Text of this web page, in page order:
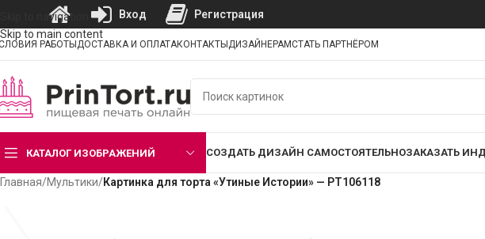
Skip to navigation
Skip to main content
РАБОТЫ ДОСТАВКА И ОПЛАТАКОНТАКТЫ ДИЗАЙНЕРАМСТАТЬ ПАРТНЁРОМ
КАТАЛОГ ИЗОБРАЖЕНИЙ СОЗДАТЬ ДИЗАЙН САМОСТОЯТЕЛЬНОЗАКАЗАТЬ
Главная/Мультики/Картинка для торта «Утиные Истории» — PT106118
Вход Регистрация